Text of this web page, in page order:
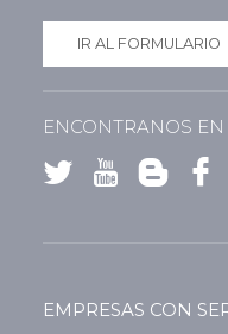
IR AL FORMULARIO
ENCONTRANOS EN
EMPRESAS CON